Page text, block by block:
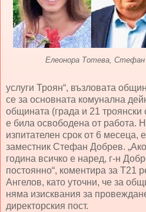
Елеонора Тотева, Стефан
услуги Троян“, възловата
се за основната комунална
общината (града и 21 троянски
е била освободена от работа.
изпитателен срок от 6 месеца,
заместник Стефан Добрев.
година всичко е наред, г-н
постоянно“, коментира за Т21
Ангелов, като уточни, че за
няма изисквания за
директорския пост.